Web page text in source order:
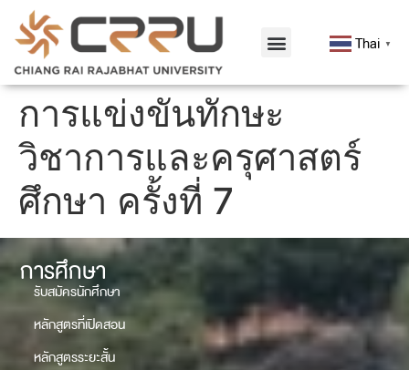
Thai ▼
การแข่งขันทักษะ
วิชาการและครุศาสตร์
ศึกษา ครั้งที่ 7
การศึกษา
รับสมัครนักศึกษา
หลักสูตรที่เปิดสอน
หลักสูตรระยะสั้น